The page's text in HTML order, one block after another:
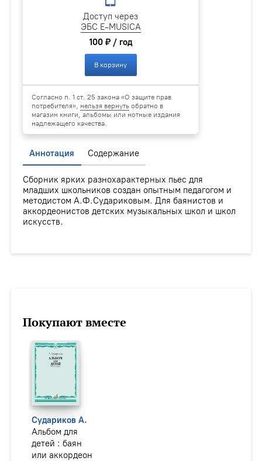
Доступ через
ЭБС E-MUSICA
100 ₽ / год
В корзину
Согласно п. 1 ст. 25 закона «О защите прав
потребителя», нельзя вернуть обратно в
магазин книги, альбомы или нотные издания
надлежащего качества.
Аннотация Содержание
Сборник ярких разнохарактерных пьес для
младших школьников создан опытным педагогом и
методистом А.Ф.Судариковым. Для баянистов и
аккордеонистов детских музыкальных школ и школ
искусств.
Покупают вместе
Судариков А.
Альбом для
детей : баян
или аккордеон